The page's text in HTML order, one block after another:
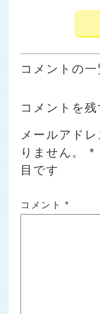
コメントの一
コメントを残
メールアド
りません。
*
目です
コメント *